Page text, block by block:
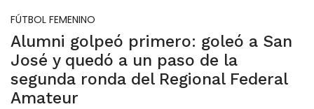
FÚTBOL FEMENINO
Alumni golpeó primero: goleó a San
José y quedó a un paso de la
segunda ronda del Regional Federal
Amateur